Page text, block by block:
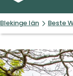
Blekinge län Beste